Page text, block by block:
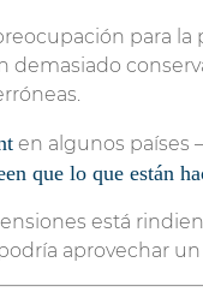
para la
demasiado
en algunos países
que lo que están
está
aprovechar